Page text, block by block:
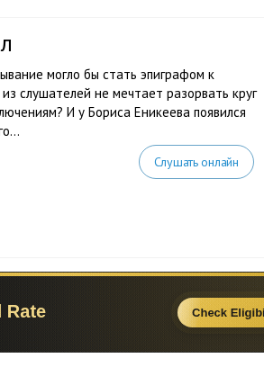
могло бы стать эпиграфом к
слушателей не мечтает разорвать круг
И у Бориса Еникеева появился
Слушать онлайн